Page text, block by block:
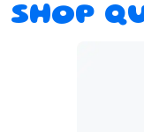
SHOP